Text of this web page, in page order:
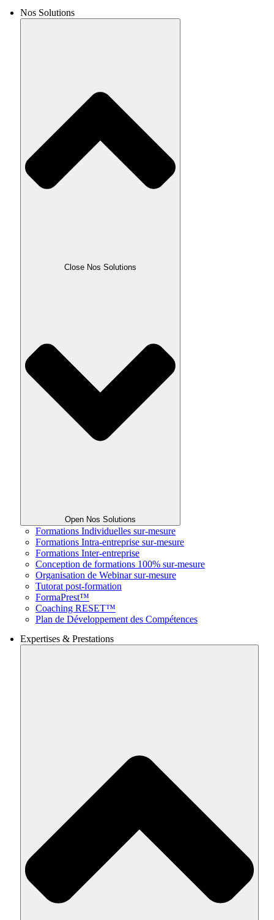
Nos Solutions
Close Nos Solutions
Open Nos Solutions
Formations Individuelles sur-mesure
Formations Intra-entreprise sur-mesure
Formations Inter-entreprise
Conception de formations 100% sur-mesure
Organisation de Webinar sur-mesure
Tutorat post-formation
FormaPrest™
Coaching RESET™
Plan de Développement des Compétences
Expertises & Prestations